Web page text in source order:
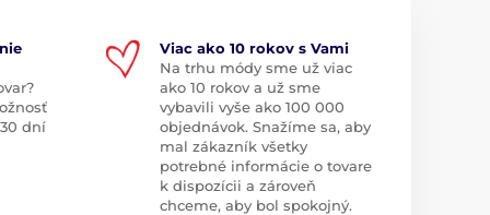
dní
Viac ako 10 rokov s Vami
Na trhu módy sme už viac
ako 10 rokov a už sme
vybavili vyše ako 100 000
objednávok. Snažíme sa, aby
mal zákazník všetky
potrebné informácie o tovare
k dispozícii a zároveň
chceme, aby bol spokojný.